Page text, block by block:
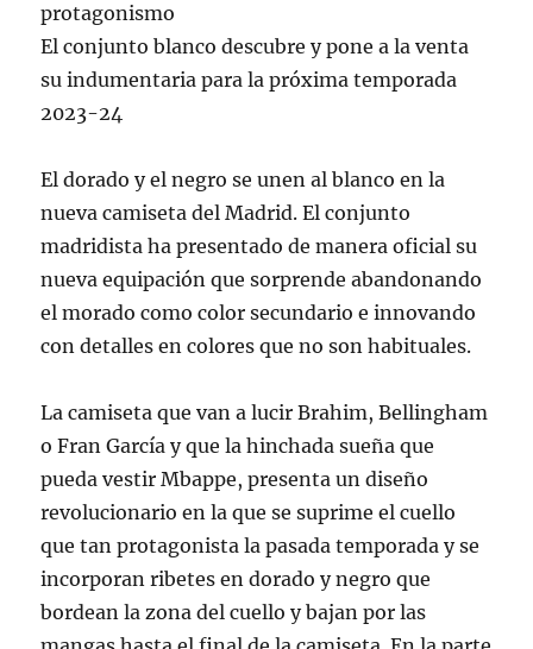
protagonismo
El conjunto blanco descubre y pone a la venta
su indumentaria para la próxima temporada
2023-24
El dorado y el negro se unen al blanco en la
nueva camiseta del Madrid. El conjunto
madridista ha presentado de manera oficial su
nueva equipación que sorprende abandonando
el morado como color secundario e innovando
con detalles en colores que no son habituales.
La camiseta que van a lucir Brahim, Bellingham
o Fran García y que la hinchada sueña que
pueda vestir Mbappe, presenta un diseño
revolucionario en la que se suprime el cuello
que tan protagonista la pasada temporada y se
incorporan ribetes en dorado y negro que
bordean la zona del cuello y bajan por las